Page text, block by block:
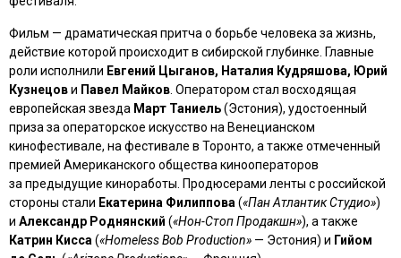
Фильм — драматическая притча о борьбе человека за жизнь,
действие которой происходит в сибирской глубинке. Главные
роли исполнили Евгений Цыганов, Наталия Кудряшова, Юрий
Кузнецови Павел Майков . Оператором стал восходящая
европейская звезда Март Таниель(Эстония), удостоенный
приза за операторское искусство на Венецианском
кинофестивале, на фестивале в Торонто, а также отмеченный
премией Американского общества кинооператоров
за предыдущие киноработы. Продюсерами ленты с российской
стороны стали Екатерина Филиппова («Пан Атлантик Студио»)
и Александр Роднянский («Нон-Стоп Продакшн»), а также
Катрин Кисса («Homeless Bob Production» — Эстония) и Гийом